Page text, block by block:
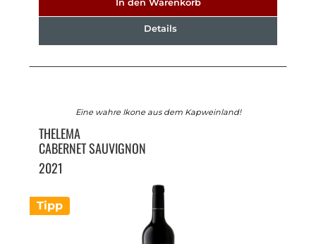
In den Warenkorb
Details
Tipp
Eine wahre Ikone aus dem Kapweinland!
THELEMA
CABERNET SAUVIGNON
2021